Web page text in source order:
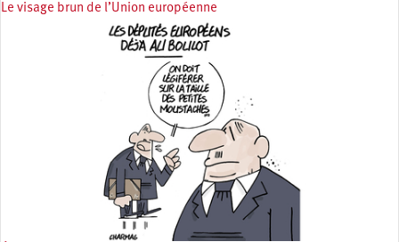
Le visage brun de l’Union européenne